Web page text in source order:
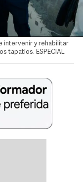
intervenir y rehabilitar
tapatíos. ESPECIAL